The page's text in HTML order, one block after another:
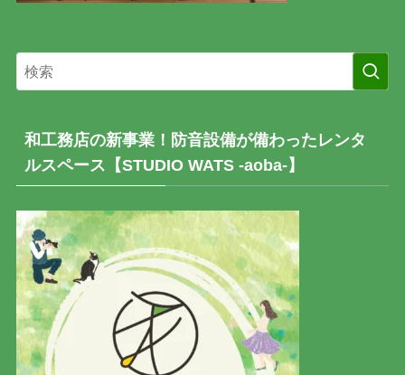
和工務店の新事業！防音設備が備わったレンタ
ルスペース【STUDIO WATS -aoba-】